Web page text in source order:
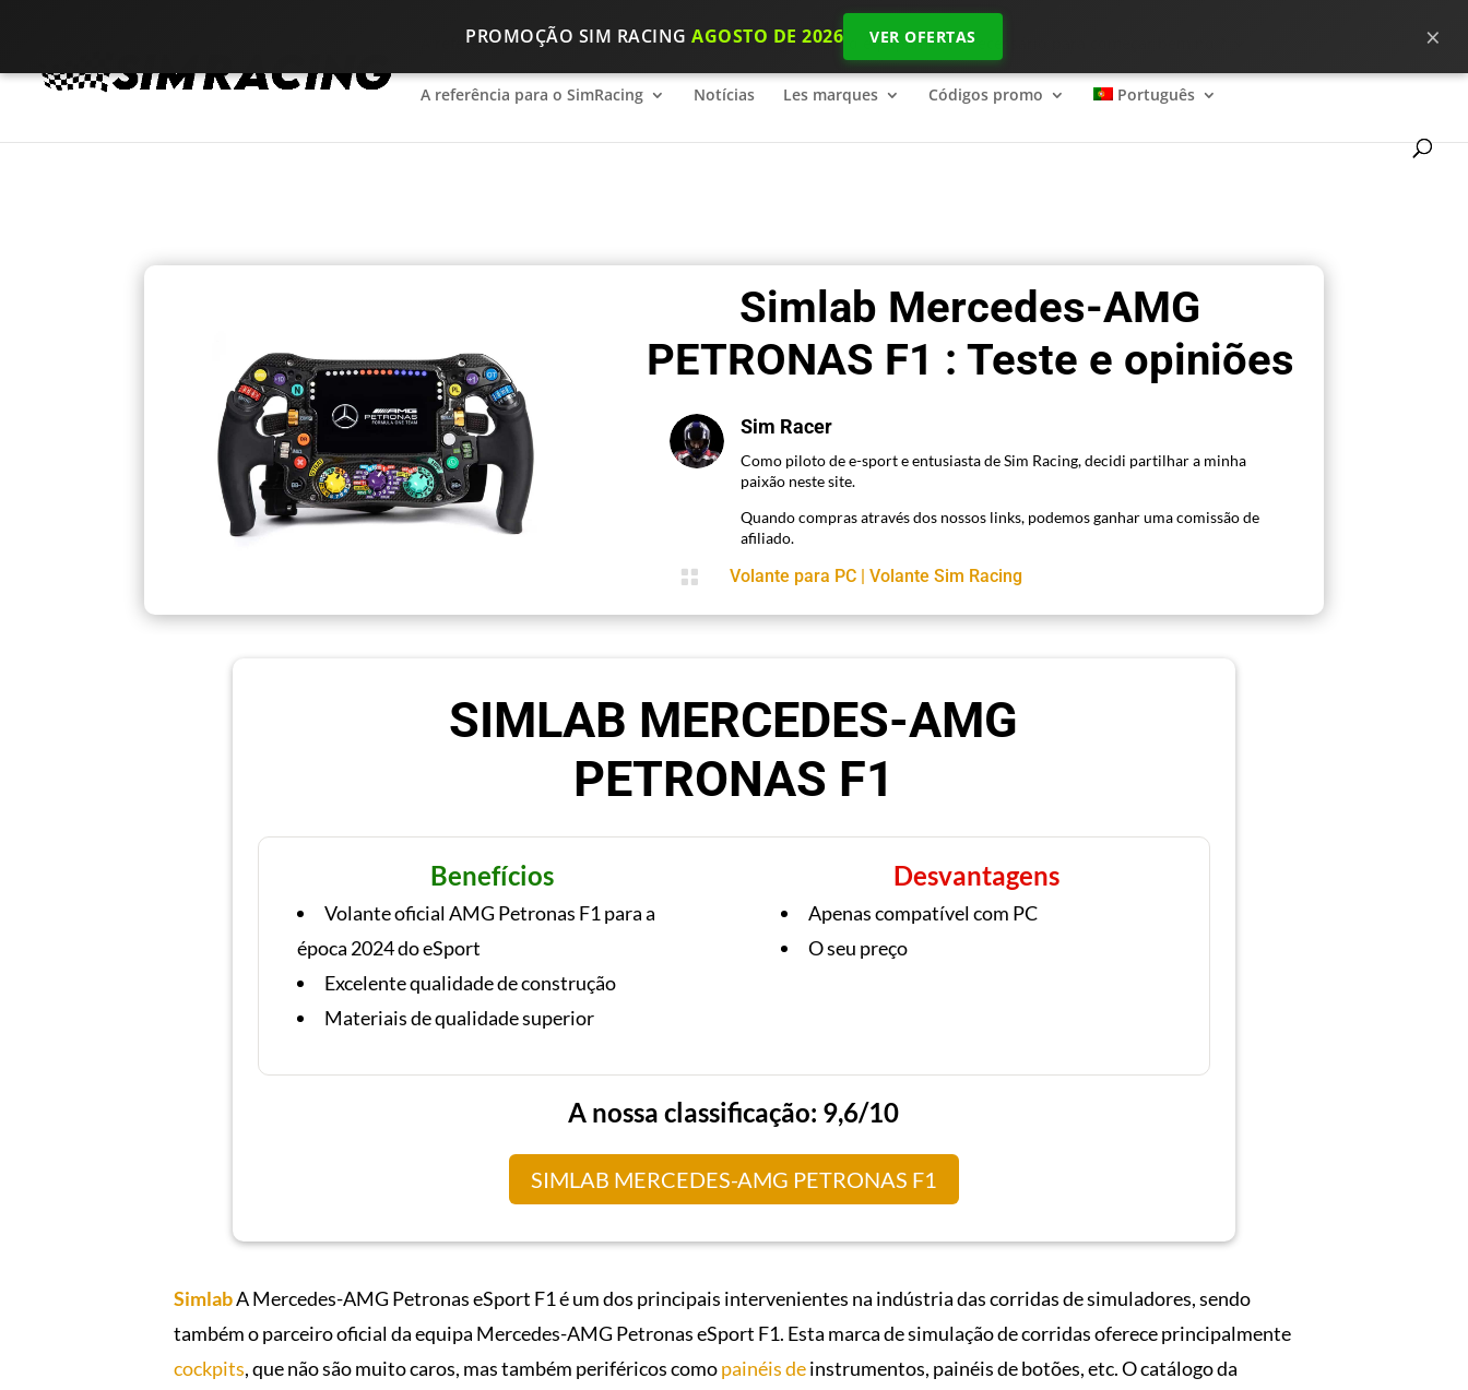
PROMOÇÃO SIM RACINGAGOSTO DE 2026 VER OFERTAS ×
A referência para o SimRacing 2026 SimRacing: Qual é o equipamento necessário para começar bem no ?
A referência para o SimRacing Notícias Les marques Códigos promo Português
Simlab Mercedes-AMG
PETRONAS F1 : Teste e opiniões
Sim Racer
Como piloto de e-sport e entusiasta de Sim Racing, decidi partilhar a minha
paixão neste site.
Quando compras através dos nossos links, podemos ganhar uma comissão de
afiliado.
 Volante para PC |Volante Sim Racing
SIMLAB MERCEDES-AMG
PETRONAS F1
Benefícios
Volante oficial AMG Petronas F1 para a
época 2024 do eSport
Excelente qualidade de construção
Materiais de qualidade superior
Desvantagens
Apenas compatível com PC
O seu preço
A nossa classificação: 9,6/10
SIMLAB MERCEDES-AMG PETRONAS F1
SimlabA Mercedes-AMG Petronas eSport F1 é um dos principais intervenientes na indústria das corridas de simuladores, sendo
também o parceiro oficial da equipa Mercedes-AMG Petronas eSport F1. Esta marca de simulação de corridas oferece principalmente
cockpits, que não são muito caros, mas também periféricos comopainéis deinstrumentos, painéis de botões, etc. O catálogo da